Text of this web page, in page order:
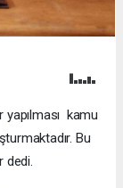
yapılması kamu
Bu
dedi.